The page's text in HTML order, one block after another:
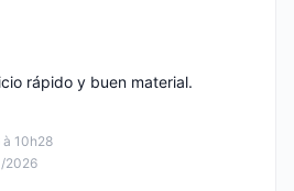
10h28
2026
rápido y buen material.